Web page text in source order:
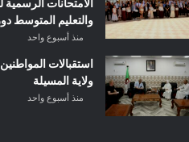
الامتحانات الرسمية
والتعليم المتوسط
منذ أسبوع واحد
استقبالات
ولاية المسيلة
منذ أسبوع واحد